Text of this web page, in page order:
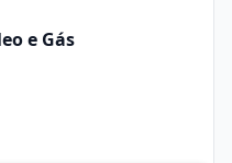
e Gás